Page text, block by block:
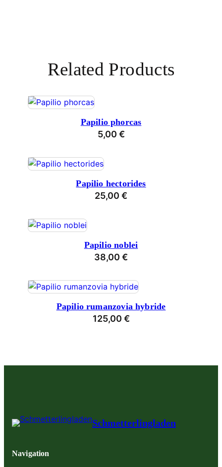
Related Products
Papilio phorcas
5,00 €
Papilio hectorides
25,00 €
Papilio noblei
38,00 €
Papilio rumanzovia hybride
125,00 €
Schmetterlingladen
Navigation